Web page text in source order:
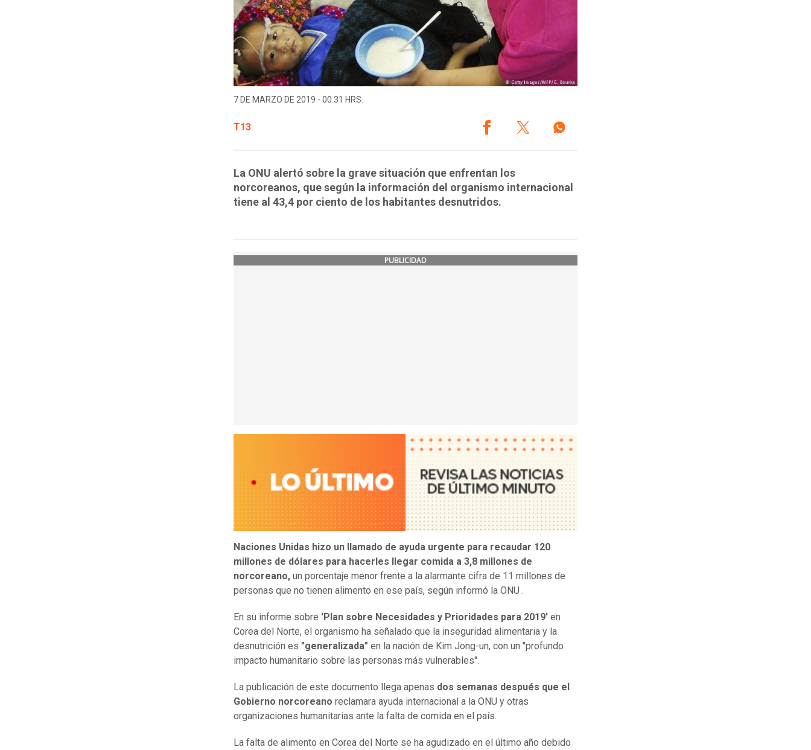
7 DE MARZO DE 2019 - 00:31 HRS.
T13
La ONU alertó sobre la grave situación que enfrentan los
norcoreanos, que según la información del organismo internacional
tiene al 43,4 por ciento de los habitantes desnutridos.
PUBLICIDAD
Naciones Unidas hizo un llamado de ayuda urgente para recaudar 120
millones de dólares para hacerles llegar comida a 3,8 millones de
norcoreano, un porcentaje menor frente a la alarmante cifra de 11 millones de
personas que no tienen alimento en ese país, según informó la ONU .
En su informe sobre 'Plan sobre Necesidades y Prioridades para 2019' en
Corea del Norte, el organismo ha señalado que la inseguridad alimentaria y la
desnutrición es "generalizada" en la nación de Kim Jong-un, con un "profundo
impacto humanitario sobre las personas más vulnerables".
La publicación de este documento llega apenas dos semanas después que el
Gobierno norcoreano reclamara ayuda internacional a la ONU y otras
organizaciones humanitarias ante la falta de comida en el país.
La falta de alimento en Corea del Norte se ha agudizado en el último año debido